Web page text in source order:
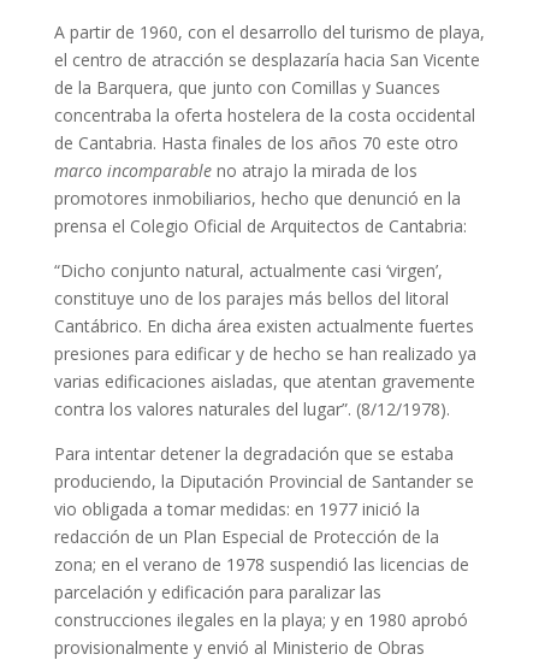
A partir de 1960, con el desarrollo del turismo de playa,
el centro de atracción se desplazaría hacia San Vicente
de la Barquera, que junto con Comillas y Suances
concentraba la oferta hostelera de la costa occidental
de Cantabria. Hasta finales de los años 70 este otro
marco incomparable no atrajo la mirada de los
promotores inmobiliarios, hecho que denunció en la
prensa el Colegio Oficial de Arquitectos de Cantabria:
“Dicho conjunto natural, actualmente casi ‘virgen’,
constituye uno de los parajes más bellos del litoral
Cantábrico. En dicha área existen actualmente fuertes
presiones para edificar y de hecho se han realizado ya
varias edificaciones aisladas, que atentan gravemente
contra los valores naturales del lugar”. (8/12/1978).
Para intentar detener la degradación que se estaba
produciendo, la Diputación Provincial de Santander se
vio obligada a tomar medidas: en 1977 inició la
redacción de un Plan Especial de Protección de la
zona; en el verano de 1978 suspendió las licencias de
parcelación y edificación para paralizar las
construcciones ilegales en la playa; y en 1980 aprobó
provisionalmente y envió al Ministerio de Obras